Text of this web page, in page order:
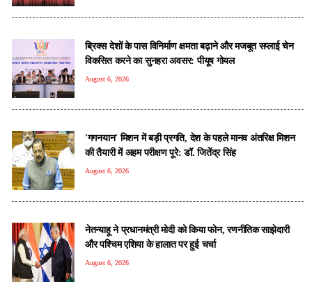
ब्रिक्स देशों के पास विनिर्माण क्षमता बढ़ाने और मजबूत सप्लाई चेन
विकसित करने का सुनहरा अवसर: पीयूष गोयल
August 6, 2026
'गगनयान' मिशन में बड़ी प्रगति, देश के पहले मानव अंतरिक्ष मिशन
की तैयारी में अहम परीक्षण पूरे: डॉ. जितेंद्र सिंह
August 6, 2026
नेतन्याहू ने प्रधानमंत्री मोदी को क‍िया फोन, रणनीतिक साझेदारी
और पश्चिम एशिया के हालात पर हुई चर्चा
August 6, 2026